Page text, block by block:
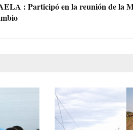
: Participó en la reunión de la